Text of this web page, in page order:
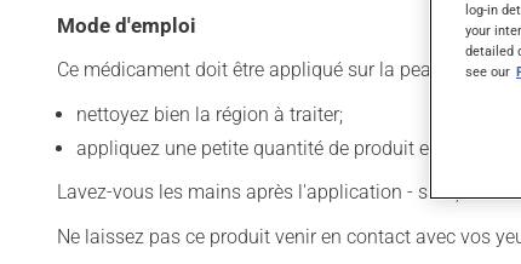
Mode d'emploi
Ce médicament doit être appliqué sur la peau. Pour
nettoyez bien la région à traiter;
appliquez une petite quantité de produit et limitez
Lavez-vous les mains après l'application - sauf,
Ne laissez pas ce produit venir en contact avec vos
log-in
your
detailed
see our